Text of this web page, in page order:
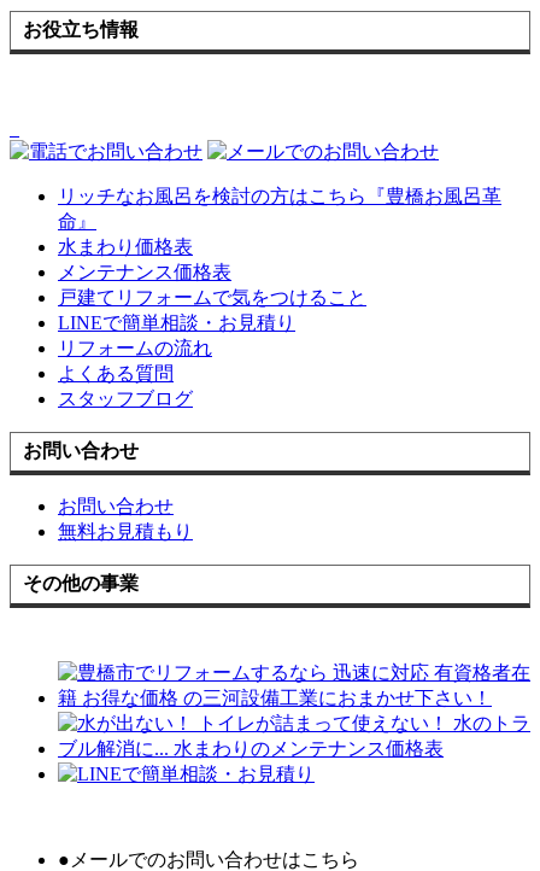
お役立ち情報
リッチなお風呂を検討の方はこちら『豊橋お風呂革
命』
水まわり価格表
メンテナンス価格表
戸建てリフォームで気をつけること
LINEで簡単相談・お見積り
リフォームの流れ
よくある質問
スタッフブログ
お問い合わせ
お問い合わせ
無料お見積もり
その他の事業
●メールでのお問い合わせはこちら